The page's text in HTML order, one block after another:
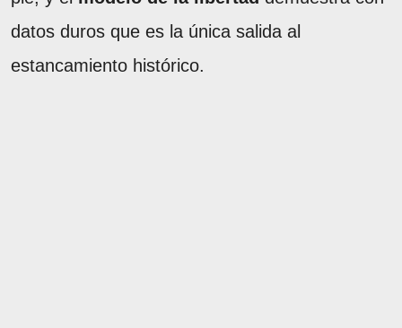
datos duros que es la única salida al
estancamiento histórico.